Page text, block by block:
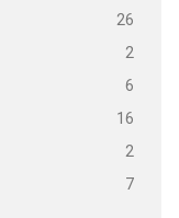
26
2
6
16
2
7